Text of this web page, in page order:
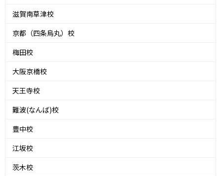
滋賀南草津校
京都（四条烏丸）校
梅田校
大阪京橋校
天王寺校
難波(なんば)校
豊中校
江坂校
茨木校